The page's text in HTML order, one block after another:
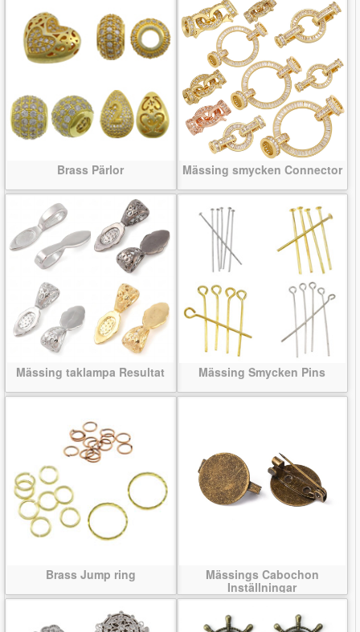
Brass Pärlor Mässing smycken Connector
Mässing taklampa Resultat Mässing Smycken Pins
Brass Jump ring
Mässings Cabochon
Inställningar